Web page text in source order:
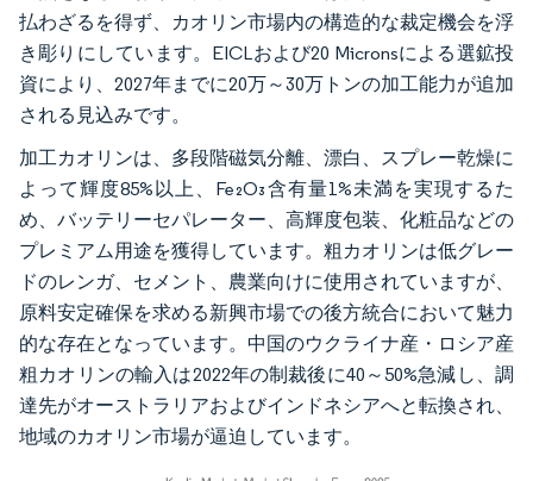
払わざるを得ず、カオリン市場内の構造的な裁定機会を浮
き彫りにしています。EICLおよび20 Micronsによる選鉱投
資により、2027年までに20万～30万トンの加工能力が追加
される見込みです。
加工カオリンは、多段階磁気分離、漂白、スプレー乾燥に
よって輝度85%以上、Fe₂O₃含有量1%未満を実現するた
め、バッテリーセパレーター、高輝度包装、化粧品などの
プレミアム用途を獲得しています。粗カオリンは低グレー
ドのレンガ、セメント、農業向けに使用されていますが、
原料安定確保を求める新興市場での後方統合において魅力
的な存在となっています。中国のウクライナ産・ロシア産
粗カオリンの輸入は2022年の制裁後に40～50%急減し、調
達先がオーストラリアおよびインドネシアへと転換され、
地域のカオリン市場が逼迫しています。